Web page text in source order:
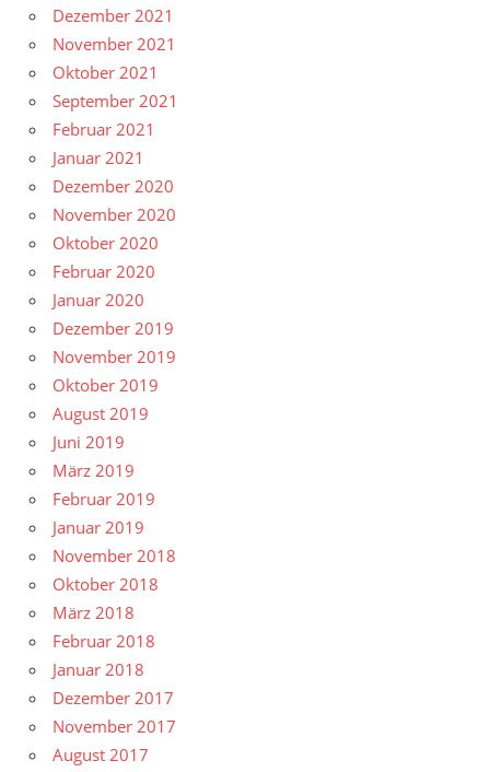
Dezember 2021
November 2021
Oktober 2021
September 2021
Februar 2021
Januar 2021
Dezember 2020
November 2020
Oktober 2020
Februar 2020
Januar 2020
Dezember 2019
November 2019
Oktober 2019
August 2019
Juni 2019
März 2019
Februar 2019
Januar 2019
November 2018
Oktober 2018
März 2018
Februar 2018
Januar 2018
Dezember 2017
November 2017
August 2017